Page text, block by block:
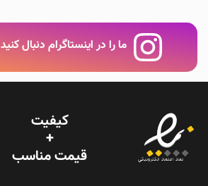
ما را در اینستاگرام دنبال کنید
نماد اعتماد الکترونیکی
کیفیت
+
قیمت‌ مناسب